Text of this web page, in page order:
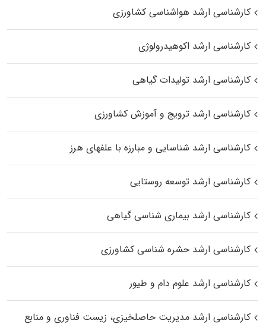
کارشناسی ارشد هواشناسی کشاورزی
کارشناسی ارشد اکوهیدرولوژی
کارشناسی ارشد تولیدات گیاهی
کارشناسی ارشد ترویج و آموزش کشاورزی
کارشناسی ارشد شناسایی و مبارزه با علفهای هرز
کارشناسی ارشد توسعه روستایی
کارشناسی ارشد بیماری‌ شناسی گیاهی
کارشناسی ارشد حشره‌ شناسی کشاورزی
کارشناسی ارشد علوم دام و طیور
کارشناسی ارشد مدیریت حاصلخیزی، زیست فناوری و منابع